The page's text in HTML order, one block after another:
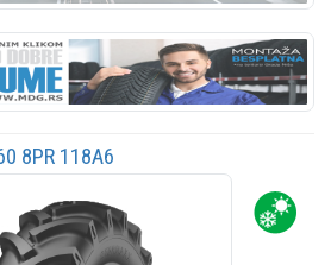
8PR 118A6